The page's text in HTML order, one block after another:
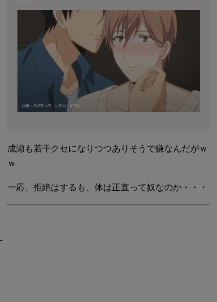
成瀬も若干クセになりつつありそうで嫌なんだがｗ
ｗ
一応、拒絶はするも、体は正直って奴なのか・・・